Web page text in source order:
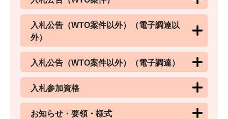
入札公告（WTO案件以外）（電子調達以
外）
入札公告（WTO案件以外）（電子調達）
入札参加資格
お知らせ・要領・様式